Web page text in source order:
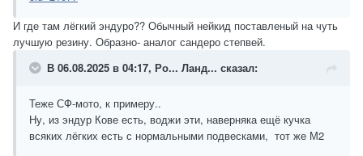
И где там лёгкий эндуро?? Обычный нейкид поставленый на чуть
лучшую резину. Образно- аналог сандеро степвей.
В 06.08.2025 в 04:17, Ро... Ланд... сказал:
Теже СФ-мото, к примеру..
Ну, из эндур Кове есть, воджи эти, наверняка ещё кучка
всяких лёгких есть с нормальными подвесками, тот же М2